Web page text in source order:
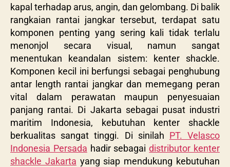
kapal terhadap arus, angin, dan gelombang. Di balik
rangkaian rantai jangkar tersebut, terdapat satu
komponen penting yang sering kali tidak terlalu
menonjol secara visual, namun sangat
menentukan keandalan sistem: kenter shackle.
Komponen kecil ini berfungsi sebagai penghubung
antar length rantai jangkar dan memegang peran
vital dalam perawatan maupun penyesuaian
panjang rantai. Di Jakarta sebagai pusat industri
maritim Indonesia, kebutuhan kenter shackle
berkualitas sangat tinggi. Di sinilah PT. Velasco
Indonesia Persada hadir sebagaidistributor kenter
shackle Jakarta yang siap mendukung kebutuhan